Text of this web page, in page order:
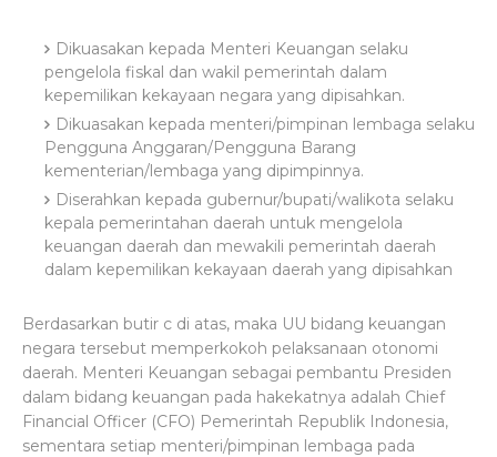
Dikuasakan kepada Menteri Keuangan selaku
pengelola fiskal dan wakil pemerintah dalam
kepemilikan kekayaan negara yang dipisahkan.
Dikuasakan kepada menteri/pimpinan lembaga selaku
Pengguna Anggaran/Pengguna Barang
kementerian/lembaga yang dipimpinnya.
Diserahkan kepada gubernur/bupati/walikota selaku
kepala pemerintahan daerah untuk mengelola
keuangan daerah dan mewakili pemerintah daerah
dalam kepemilikan kekayaan daerah yang dipisahkan
Berdasarkan butir c di atas, maka UU bidang keuangan
negara tersebut memperkokoh pelaksanaan otonomi
daerah. Menteri Keuangan sebagai pembantu Presiden
dalam bidang keuangan pada hakekatnya adalah Chief
Financial Officer (CFO) Pemerintah Republik Indonesia,
sementara setiap menteri/pimpinan lembaga pada